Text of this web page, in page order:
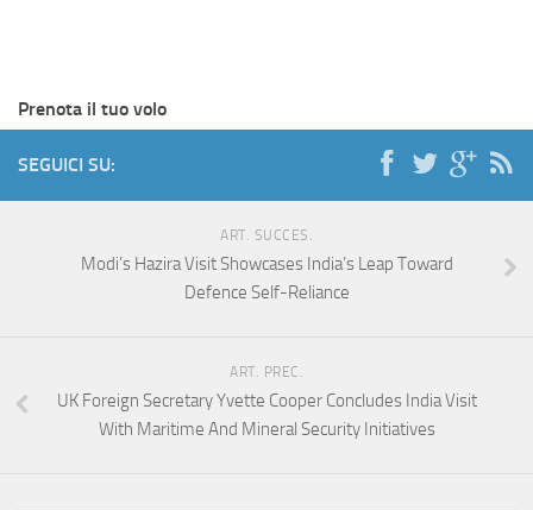
Prenota il tuo volo
SEGUICI SU:
ART. SUCCES.
Modi’s Hazira Visit Showcases India’s Leap Toward
Defence Self-Reliance
ART. PREC.
UK Foreign Secretary Yvette Cooper Concludes India Visit
With Maritime And Mineral Security Initiatives